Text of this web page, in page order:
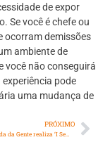
de expor
Se você é chefe ou
ocorram demissões
ambiente de
você não conseguirá
pode
uma mudança de
PRÓXIMO
Espaço Plaza cuida da Gente realiza ‘I Seminário sobre a iniciativa privada na ação social’